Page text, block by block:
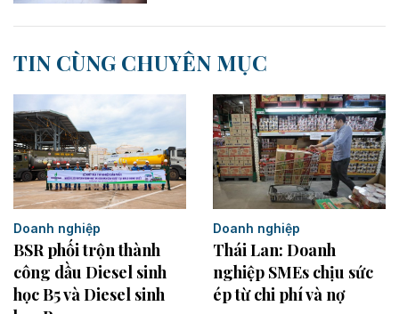
TIN CÙNG CHUYÊN MỤC
Doanh nghiệp
BSR phối trộn thành
công dầu Diesel sinh
học B5 và Diesel sinh
Doanh nghiệp
Thái Lan: Doanh
nghiệp SMEs chịu sức
ép từ chi phí và nợ